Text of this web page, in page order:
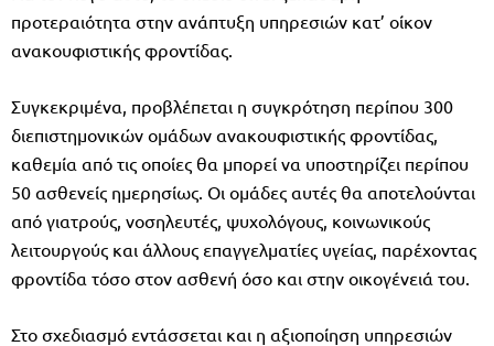
προτεραιότητα στην ανάπτυξη υπηρεσιών κατ’ οίκον
ανακουφιστικής φροντίδας.
Συγκεκριμένα, προβλέπεται η συγκρότηση περίπου 300
διεπιστημονικών ομάδων ανακουφιστικής φροντίδας,
καθεμία από τις οποίες θα μπορεί να υποστηρίζει περίπου
50 ασθενείς ημερησίως. Οι ομάδες αυτές θα αποτελούνται
από γιατρούς, νοσηλευτές, ψυχολόγους, κοινωνικούς
λειτουργούς και άλλους επαγγελματίες υγείας, παρέχοντας
φροντίδα τόσο στον ασθενή όσο και στην οικογένειά του.
Στο σχεδιασμό εντάσσεται και η αξιοποίηση υπηρεσιών